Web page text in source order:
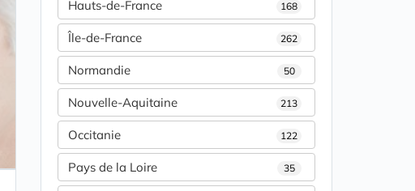
Hauts-de-France 168
Île-de-France 262
Normandie 50
Nouvelle-Aquitaine 213
Occitanie 122
Pays de la Loire 35